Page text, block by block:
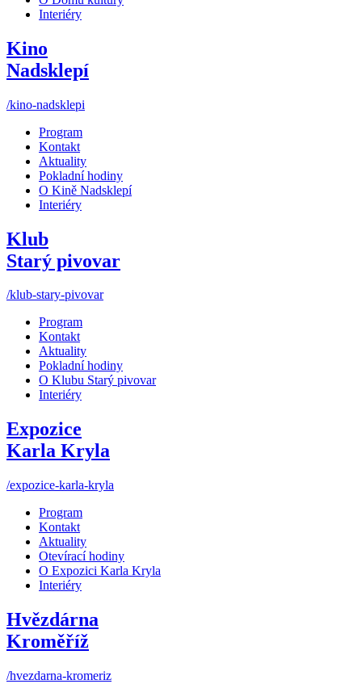
Interiéry
Kino
Nadsklepí
/kino-nadsklepi
Program
Kontakt
Aktuality
Pokladní hodiny
O Kině Nadsklepí
Interiéry
Klub
Starý pivovar
/klub-stary-pivovar
Program
Kontakt
Aktuality
Pokladní hodiny
O Klubu Starý pivovar
Interiéry
Expozice
Karla Kryla
/expozice-karla-kryla
Program
Kontakt
Aktuality
Otevírací hodiny
O Expozici Karla Kryla
Interiéry
Hvězdárna
Kroměříž
/hvezdarna-kromeriz